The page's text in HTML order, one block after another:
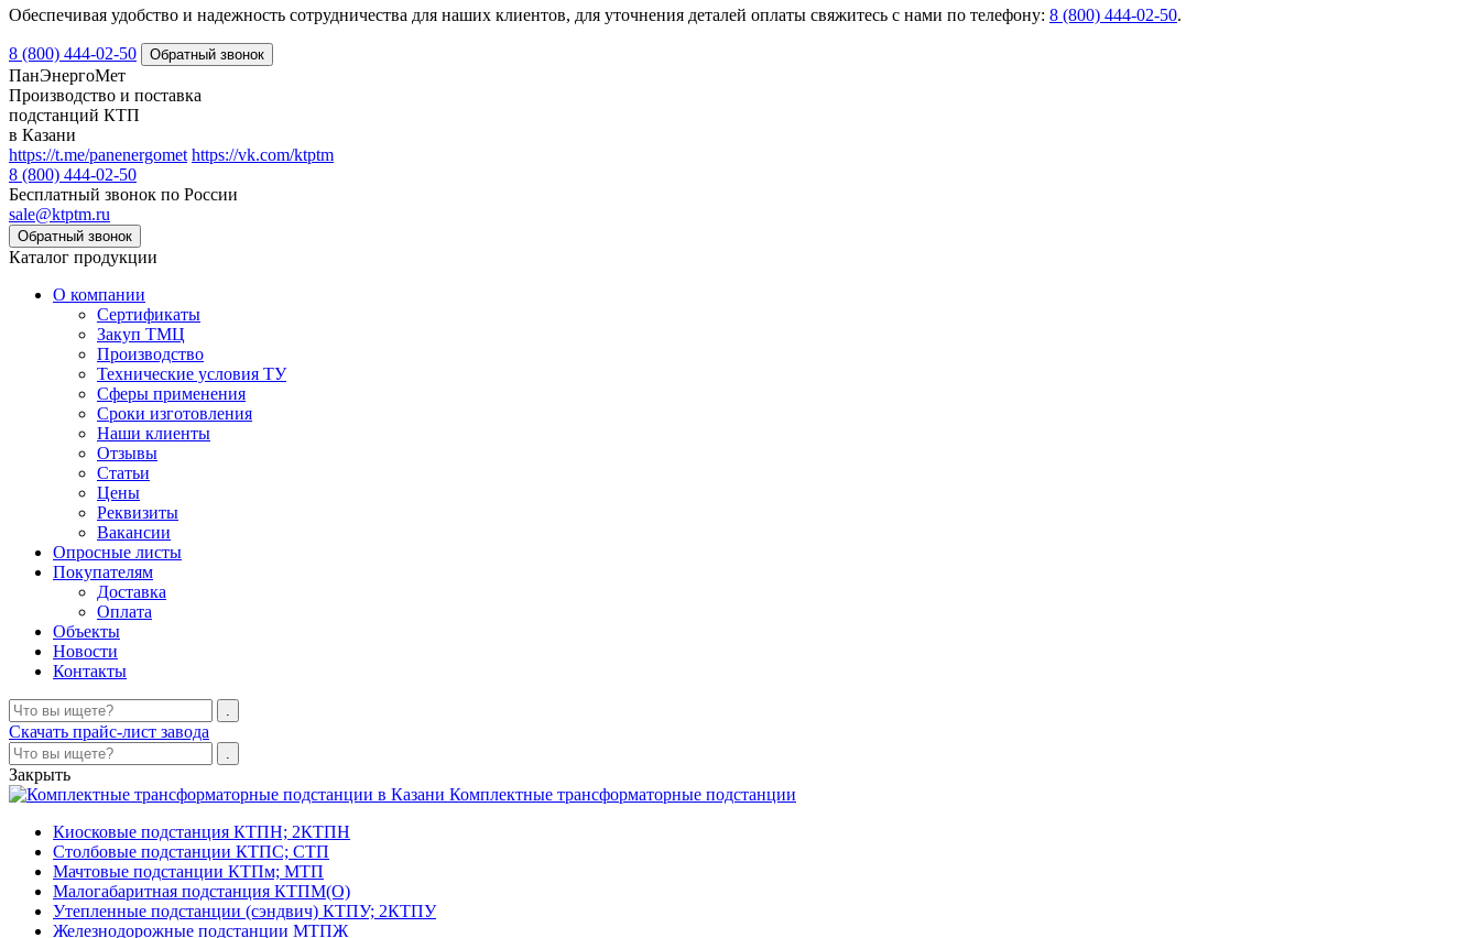
Обеспечивая удобство и надежность сотрудничества для наших клиентов, для уточнения деталей оплаты свяжитесь с нами по телефону: 8 (800) 444-02-50.
8 (800) 444-02-50
ПанЭнергоМет
Производство и поставка
подстанций КТП
в Казани
https://t.me/panenergomet https://vk.com/ktptm
8 (800) 444-02-50
Бесплатный звонок по России
sale@ktptm.ru
Каталог продукции
О компании
Сертификаты
Закуп ТМЦ
Производство
Технические условия ТУ
Сферы применения
Сроки изготовления
Наши клиенты
Отзывы
Статьи
Цены
Реквизиты
Вакансии
Опросные листы
Покупателям
Доставка
Оплата
Объекты
Новости
Контакты
Скачать прайс-лист завода
Закрыть
Комплектные трансформаторные подстанции
Киосковые подстанция КТПН; 2КТПН
Столбовые подстанции КТПС; СТП
Мачтовые подстанции КТПм; МТП
Малогабаритная подстанция КТПМ(О)
Утепленные подстанции (сэндвич) КТПУ; 2КТПУ
Железнодорожные подстанции МТПЖ